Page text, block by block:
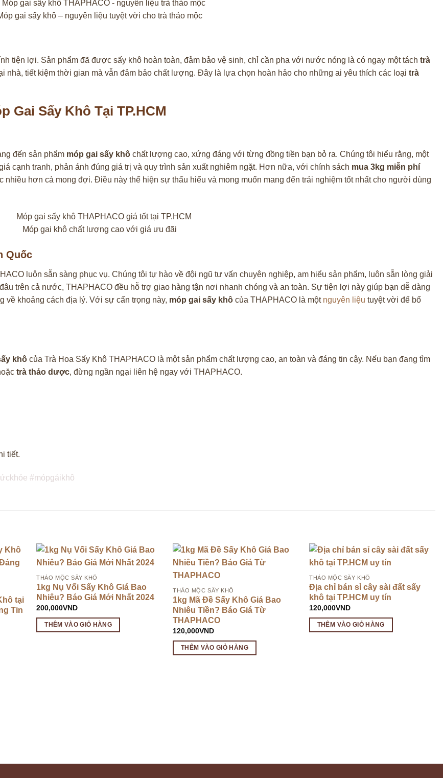
gai sấy khô – nguyên liệu tuyệt vời cho trà thảo mộc
tiện lợi. Sản phẩm đã được sấy khô hoàn toàn, đảm bảo vệ sinh, chỉ cần pha với nước nóng là có ngay một tách trà
nhà, tiết kiệm thời gian mà vẫn đảm bảo chất lượng. Đây là lựa chọn hoàn hảo cho những ai yêu thích các loại trà
Gai Sấy Khô Tại TP.HCM
đến sản phẩm móp gai sấy khô chất lượng cao, xứng đáng với từng đồng tiền bạn bỏ ra. Chúng tôi hiểu rằng, một
cạnh tranh, phản ánh đúng giá trị và quy trình sản xuất nghiêm ngặt. Hơn nữa, với chính sách mua 3kg miễn phí
nhiều hơn cả mong đợi. Điều này thể hiện sự thấu hiểu và mong muốn mang đến trải nghiệm tốt nhất cho người dùng
Móp gai khô chất lượng cao với giá ưu đãi
Quốc
luôn sẵn sàng phục vụ. Chúng tôi tự hào về đội ngũ tư vấn chuyên nghiệp, am hiểu sản phẩm, luôn sẵn lòng giải
trên cả nước, THAPHACO đều hỗ trợ giao hàng tận nơi nhanh chóng và an toàn. Sự tiện lợi này giúp bạn dễ dàng
về khoảng cách địa lý. Với sự cẩn trọng này, móp gai sấy khô của THAPHACO là một nguyên liệu tuyệt vời để bổ
khô của Trà Hoa Sấy Khô THAPHACO là một sản phẩm chất lượng cao, an toàn và đáng tin cậy. Nếu bạn đang tìm
trà thảo dược, đừng ngần ngại liên hệ ngay với THAPHACO.
tiết.
#mópgáikhô
tại
Tin
THẢO MỘC SẤY KHÔ
1kg Nụ Vối Sấy Khô Giá Bao
Nhiêu? Báo Giá Mới Nhất 2024
200,000VND
THÊM VÀO GIỎ HÀNG
THẢO MỘC SẤY KHÔ
1kg Mã Đề Sấy Khô Giá Bao
Nhiêu Tiền? Báo Giá Từ
THAPHACO
120,000VND
THÊM VÀO GIỎ HÀNG
THẢO MỘC SẤY KHÔ
Địa chỉ bán sỉ cây sài đất sấy
khô tại TP.HCM uy tín
120,000VND
THÊM VÀO GIỎ HÀNG